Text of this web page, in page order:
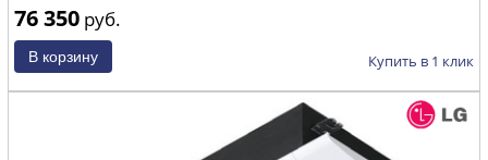
76 350 руб.
Купить в 1 клик